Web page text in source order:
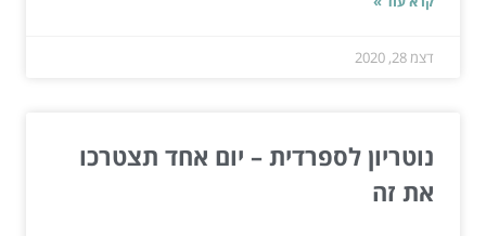
דצמ 28, 2020
נוטריון לספרדית – יום אחד תצטרכו
את זה